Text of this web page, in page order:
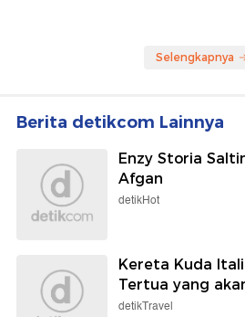
Selengkapnya
Berita detikcom Lainnya
Enzy Storia
Afgan
detikHot
Kereta Kuda
Tertua yang
detikTravel